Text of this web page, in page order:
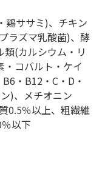
鶏ササミ)、チキン
ラズマ乳酸菌)、酵
(カルシウム・リ
・コバルト・ケイ
・B12・C・D・
)、メチオニン
0.5％以上、粗繊維
以下